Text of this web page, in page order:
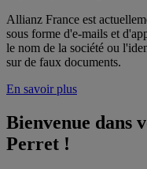
Allianz France est
sous forme d'e-mails et
le nom de la société ou
sur de faux documents.
En savoir plus
Bienvenue dans
Perret !